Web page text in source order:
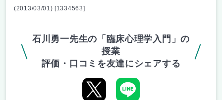
(2013/03/01) [1334563]
石川勇一先生の「臨床心理学入門」の
授業
評価・口コミを友達にシェアする